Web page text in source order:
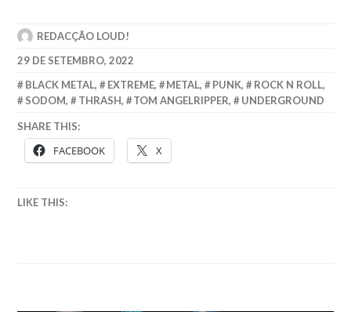
REDACÇÃO LOUD!
29 DE SETEMBRO, 2022
BLACK METAL, EXTREME, METAL, PUNK, ROCK N ROLL,
SODOM, THRASH, TOM ANGELRIPPER, UNDERGROUND
SHARE THIS:
FACEBOOK X
LIKE THIS: